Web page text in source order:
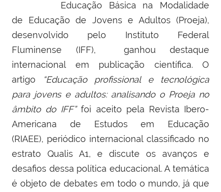
Educação Básica na Modalidade
de Educação de Jovens e Adultos (Proeja),
desenvolvido pelo Instituto Federal
Fluminense (IFF), ganhou destaque
internacional em publicação científica. O
artigo
“Educação profissional e tecnológica
para jovens e adultos: analisando o Proeja no
âmbito do IFF”foi aceito pela Revista Ibero-
Americana de Estudos em Educação
(RIAEE), periódico internacional classificado no
estrato Qualis A1, e discute os avanços e
desafios dessa política educacional. A temática
é objeto de debates em todo o mundo, já que